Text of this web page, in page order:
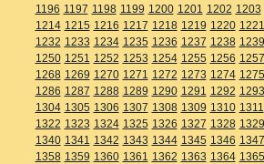
1196 1197 1198 1199 1200 1201 1202 1203
1214 1215 1216 1217 1218 1219 1220 1221
1232 1233 1234 1235 1236 1237 1238 1239
1250 1251 1252 1253 1254 1255 1256 1257
1268 1269 1270 1271 1272 1273 1274 1275
1286 1287 1288 1289 1290 1291 1292 1293
1304 1305 1306 1307 1308 1309 1310 1311
1322 1323 1324 1325 1326 1327 1328 1329
1340 1341 1342 1343 1344 1345 1346 1347
1358 1359 1360 1361 1362 1363 1364 1365